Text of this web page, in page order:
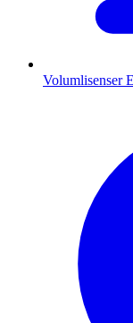
Volumlisenser